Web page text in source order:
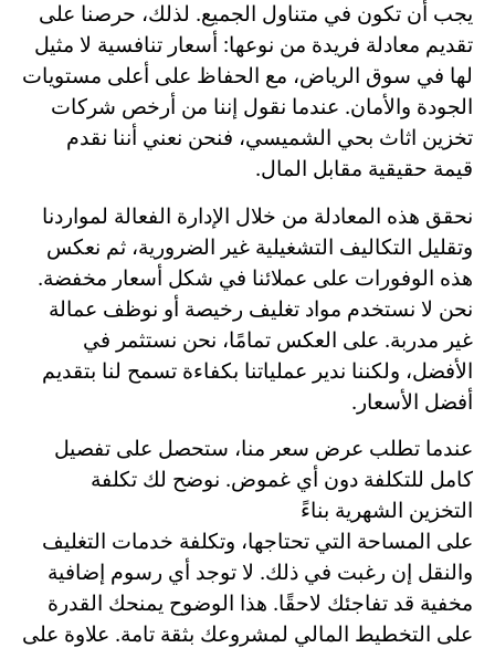
يجب أن تكون في متناول الجميع. لذلك، حرصنا على
تقديم معادلة فريدة من نوعها: أسعار تنافسية لا مثيل
لها في سوق الرياض، مع الحفاظ على أعلى مستويات
الجودة والأمان. عندما نقول إننا من أرخص شركات
تخزين اثاث بحي الشميسي، فنحن نعني أننا نقدم
قيمة حقيقية مقابل المال.
نحقق هذه المعادلة من خلال الإدارة الفعالة لمواردنا
وتقليل التكاليف التشغيلية غير الضرورية، ثم نعكس
هذه الوفورات على عملائنا في شكل أسعار مخفضة.
نحن لا نستخدم مواد تغليف رخيصة أو نوظف عمالة
غير مدربة. على العكس تمامًا، نحن نستثمر في
الأفضل، ولكننا ندير عملياتنا بكفاءة تسمح لنا بتقديم
أفضل الأسعار.
عندما تطلب عرض سعر منا، ستحصل على تفصيل
كامل للتكلفة دون أي غموض. نوضح لك تكلفة
التخزين الشهرية بناءً
على المساحة التي تحتاجها، وتكلفة خدمات التغليف
والنقل إن رغبت في ذلك. لا توجد أي رسوم إضافية
مخفية قد تفاجئك لاحقًا. هذا الوضوح يمنحك القدرة
على التخطيط المالي لمشروعك بثقة تامة. علاوة على